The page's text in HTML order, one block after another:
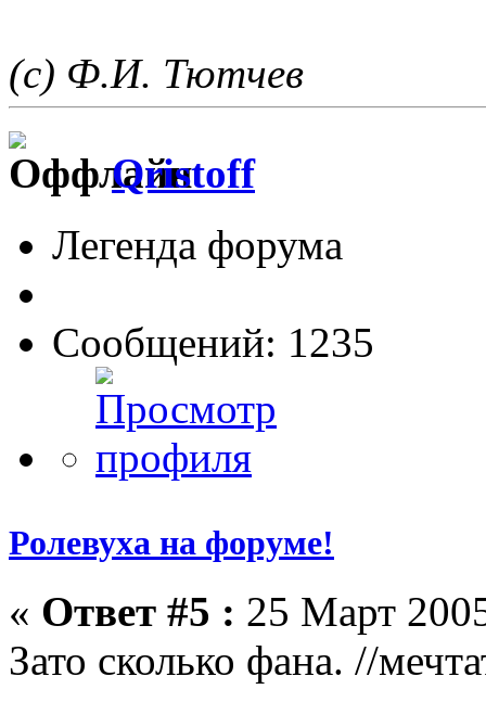
(с) Ф.И. Тютчев
Qristoff
Легенда форума
Сообщений: 1235
Ролевуха на форуме!
« Ответ #5 : 25 Март
Зато сколько фана. //